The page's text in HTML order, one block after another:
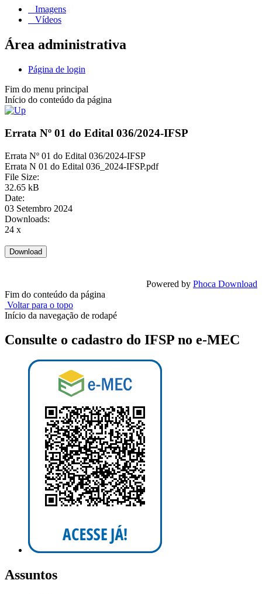
Imagens
Vídeos
Área administrativa
Página de login
Fim do menu principal
Início do conteúdo da página
Errata Nº 01 do Edital 036/2024-IFSP
Errata Nº 01 do Edital 036/2024-IFSP
Errata N 01 do Edital 036_2024-IFSP.pdf
File Size:
32.65 kB
Date:
03 Setembro 2024
Downloads:
24 x
Powered by Phoca Download
Fim do conteúdo da página
Voltar para o topo
Início da navegação de rodapé
Consulte o cadastro do IFSP no e-MEC
Assuntos